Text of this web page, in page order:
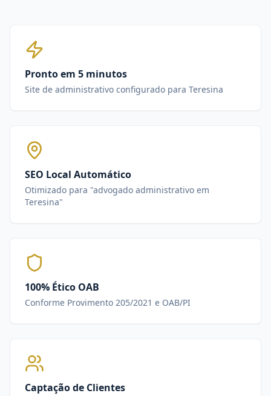
Pronto em 5 minutos
Site de administrativo configurado para Teresina
SEO Local Automático
Otimizado para "advogado administrativo em
Teresina"
100% Ético OAB
Conforme Provimento 205/2021 e OAB/PI
Captação de Clientes